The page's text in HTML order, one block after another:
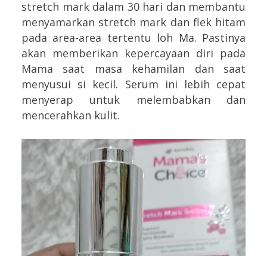
stretch mark dalam 30 hari dan membantu
menyamarkan stretch mark dan flek hitam
pada area-area tertentu loh Ma. Pastinya
akan memberikan kepercayaan diri pada
Mama saat masa kehamilan dan saat
menyusui si kecil. Serum ini lebih cepat
menyerap untuk melembabkan dan
mencerahkan kulit.